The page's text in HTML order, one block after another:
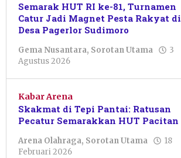
Semarak HUT RI ke-81, Turnamen
Catur Jadi Magnet Pesta Rakyat di
Desa Pagerlor Sudimoro
Gema Nusantara, Sorotan Utama
3
Agustus 2026
Azizah
Kabar Arena
Skakmat di Tepi Pantai: Ratusan
Pecatur Semarakkan HUT Pacitan
Arena Olahraga, Sorotan Utama
18
Februari 2026